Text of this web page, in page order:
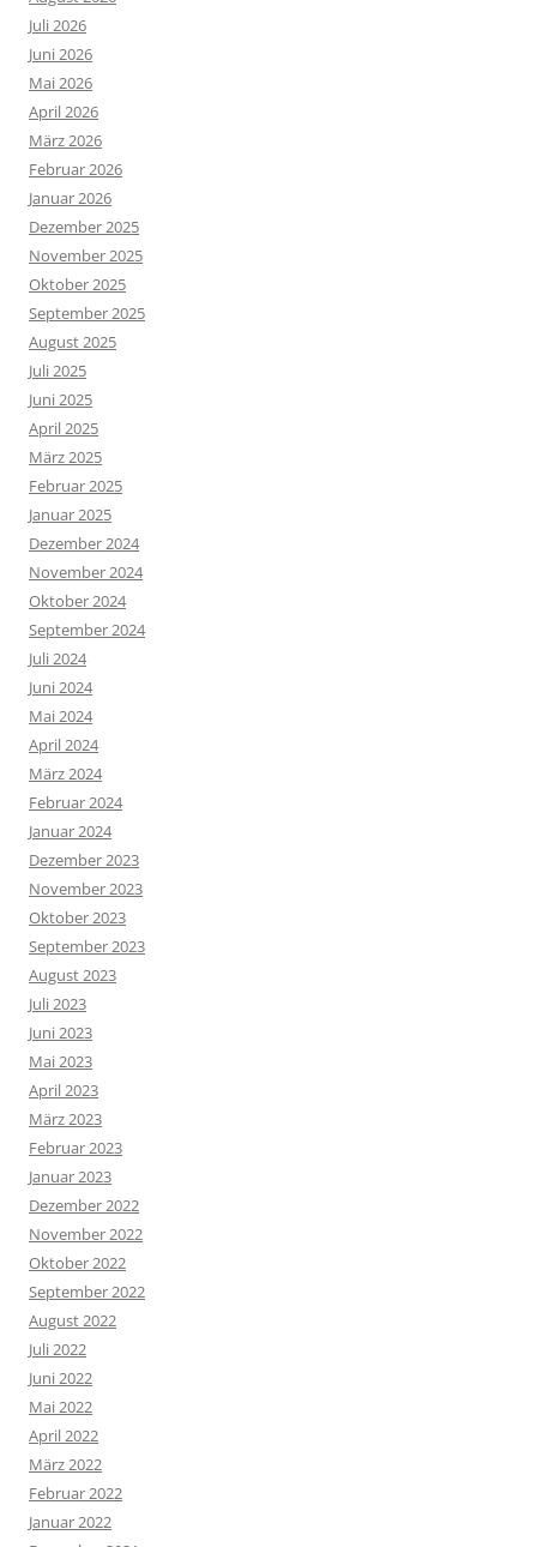
Juli 2026
Juni 2026
Mai 2026
April 2026
März 2026
Februar 2026
Januar 2026
Dezember 2025
November 2025
Oktober 2025
September 2025
August 2025
Juli 2025
Juni 2025
April 2025
März 2025
Februar 2025
Januar 2025
Dezember 2024
November 2024
Oktober 2024
September 2024
Juli 2024
Juni 2024
Mai 2024
April 2024
März 2024
Februar 2024
Januar 2024
Dezember 2023
November 2023
Oktober 2023
September 2023
August 2023
Juli 2023
Juni 2023
Mai 2023
April 2023
März 2023
Februar 2023
Januar 2023
Dezember 2022
November 2022
Oktober 2022
September 2022
August 2022
Juli 2022
Juni 2022
Mai 2022
April 2022
März 2022
Februar 2022
Januar 2022